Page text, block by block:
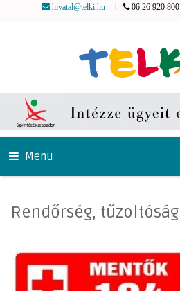
hivatal@telki.hu 06 26 920 800
Menu
Rendőrség, tűzoltóság